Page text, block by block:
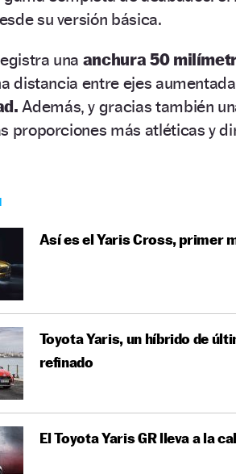
su versión básica.
una anchura 50
distancia entre ejes
Además, y gracias también
proporciones más atléticas y
Así es el Yaris Cross, primer
Toyota Yaris, un híbrido de
refinado
El Toyota Yaris GR lleva a la